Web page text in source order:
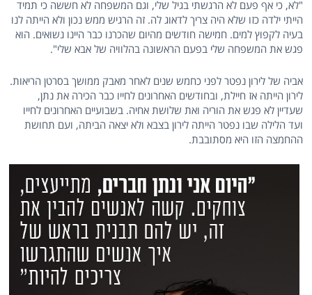
"לא, כי אף פעם לא הרגשתי בגיל שלי, וגם המשפחה לא חששה כי תמיד
הייתי ילדה כזו שלא היה צריך לדאוג לה. זה הרגיש ממש נכון ולא הייתה לנו
בעיה לקפוץ למים. חמישה חודשים מהיום שהכרנו כבר היינו נשואים. הוא
פגש את המשפחה שלי בפעם הראשונה בהלוויה של אבא שלי".
אביה של לירון נפטר לפני כחמש שנים לאחר מאבק ממושך בסרטן הריאות.
לירון הייתה אז חיילת, ובחודשים האחרונים לחייו כבר הכירה את נתן,
שעדיין לא פגש את הוריה ואת שלושת אחיה. בשבועיים האחרונים לחייו
ועד הלילה שבו נפטר הייתה לירון בצבא ולא יצאה הביתה, ועם תחושת
ההחמצה הזו היא מסתובבת.